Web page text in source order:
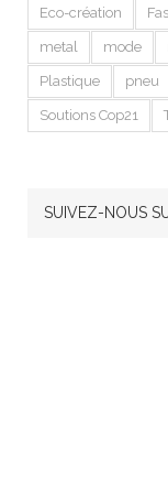
Eco-création
metal mode
Plastique pneu
Soutions Cop21
SUIVEZ-NOUS